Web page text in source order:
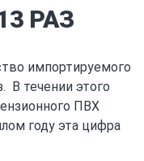
РАЗ
импортируемого
В течении этого
ПВХ
году эта цифра